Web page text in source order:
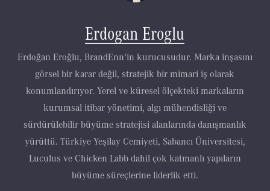
Erdogan Eroglu
Erdoğan Eroğlu, BrandEnn'in kurucusudur. Marka inşasını
görsel bir karar değil, stratejik bir mimari iş olarak
konumlandırıyor. Yerel ve küresel ölçekteki markaların
kurumsal itibar yönetimi, algı mühendisliği ve
sürdürülebilir büyüme stratejisi alanlarında danışmanlık
yürüttü. Türkiye Yeşilay Cemiyeti, Sabancı Üniversitesi,
Luculus ve Chicken Labb dahil çok katmanlı yapıların
büyüme süreçlerine liderlik etti.